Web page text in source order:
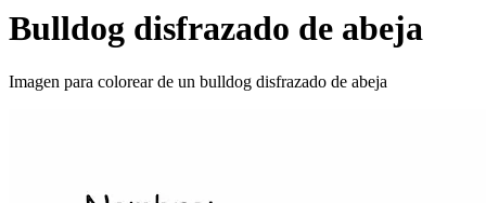
Bulldog disfrazado de abeja
Imagen para colorear de un bulldog disfrazado de abeja